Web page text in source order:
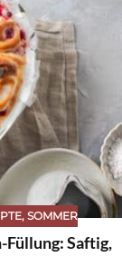
, SOMMER
Saftig,